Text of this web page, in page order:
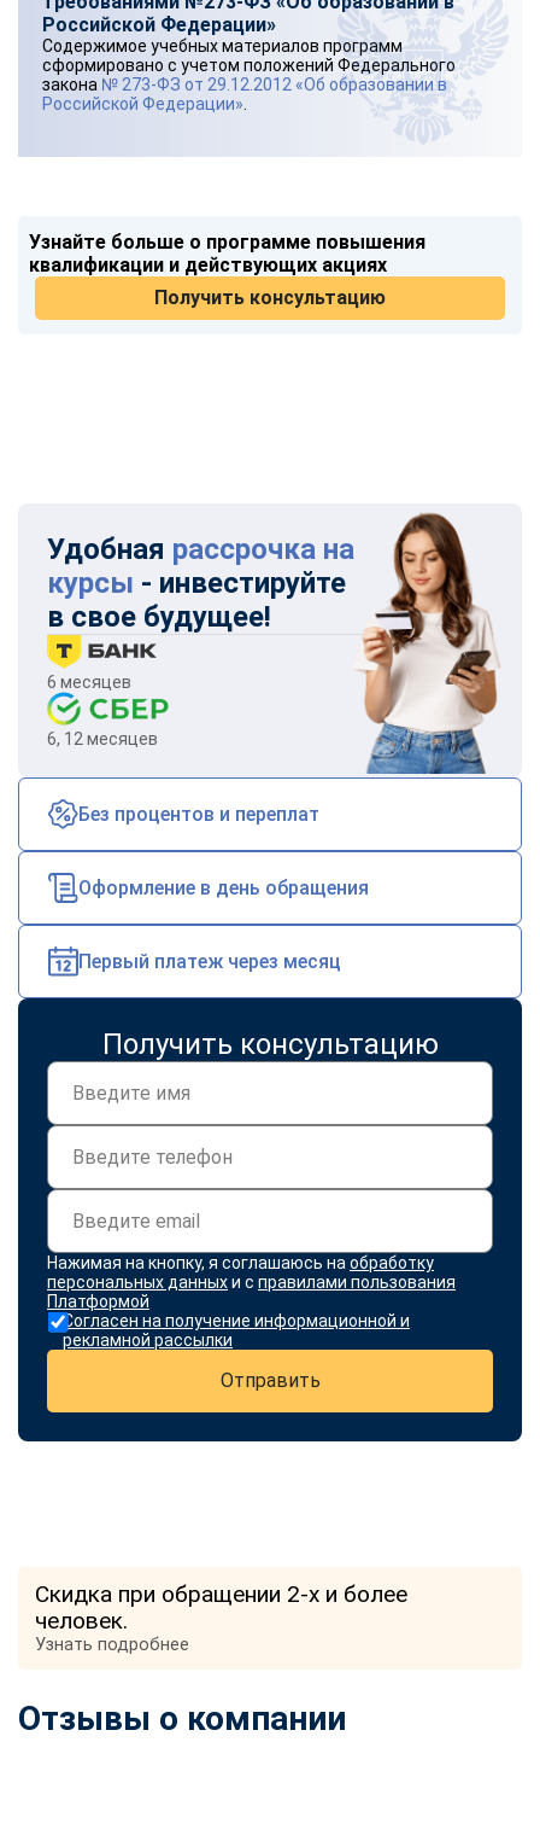
Российской Федерации»
Содержимое учебных материалов программ
сформировано с учетом положений Федерального
закона № 273-ФЗ от 29.12.2012 «Об образовании в
Российской Федерации»
Узнайте больше о программе повышения
квалификации и действующих акциях
Получить консультацию
Удобная рассрочка на
курсы - инвестируйте
в свое будущее!
6 месяцев
6, 12 месяцев
Без процентов и переплат
Оформление в день обращения
Первый платеж через месяц
Получить консультацию
Нажимая на кнопку, я соглашаюсь на обработку
персональных данныхи с правилами пользования
Платформой
Согласен на получение информационной и
рекламной рассылки
Отправить
Скидка при обращении 2-х и более
человек.
Узнать подробнее
Отзывы о компании